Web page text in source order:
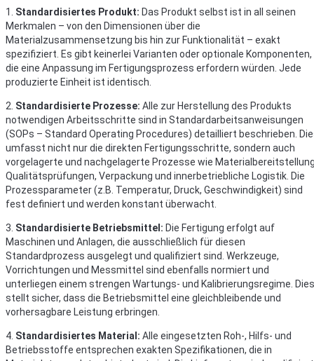
1. Standardisiertes Produkt: Das Produkt selbst ist in all seinen
Merkmalen – von den Dimensionen über die
Materialzusammensetzung bis hin zur Funktionalität – exakt
spezifiziert. Es gibt keinerlei Varianten oder optionale Komponenten,
die eine Anpassung im Fertigungsprozess erfordern würden. Jede
produzierte Einheit ist identisch.
2. Standardisierte Prozesse: Alle zur Herstellung des Produkts
notwendigen Arbeitsschritte sind in Standardarbeitsanweisungen
(SOPs – Standard Operating Procedures) detailliert beschrieben.
umfasst nicht nur die direkten Fertigungsschritte, sondern auch
vorgelagerte und nachgelagerte Prozesse wie
Qualitätsprüfungen, Verpackung und innerbetriebliche Logistik. Die
Prozessparameter (z.B. Temperatur, Druck, Geschwindigkeit) sind
fest definiert und werden konstant überwacht.
3. Standardisierte Betriebsmittel: Die Fertigung erfolgt auf
Maschinen und Anlagen, die ausschließlich für diesen
Standardprozess ausgelegt und qualifiziert sind. Werkzeuge,
Vorrichtungen und Messmittel sind ebenfalls normiert und
unterliegen einem strengen Wartungs- und Kalibrierungsregime. Dies
stellt sicher, dass die Betriebsmittel eine gleichbleibende und
vorhersagbare Leistung erbringen.
4. Standardisiertes Material: Alle eingesetzten Roh-, Hilfs- und
Betriebsstoffe entsprechen exakten Spezifikationen, die in